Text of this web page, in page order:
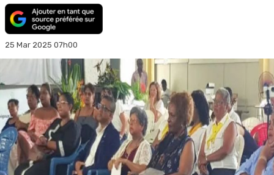
25 Mar 2025 07h00